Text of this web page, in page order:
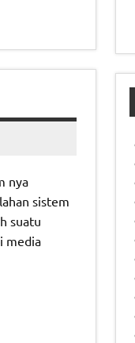
nya
sistem
suatu
media